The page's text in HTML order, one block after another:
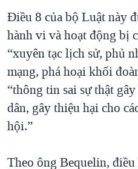
Điều 8 của bộ Luật này
hành vi và hoạt động bị
“xuyên tạc lịch sử, phủ
mạng, phá hoại khối
“thông tin sai sự thật
dân, gây thiệu hại cho
hội.”
Theo ông Bequelin,